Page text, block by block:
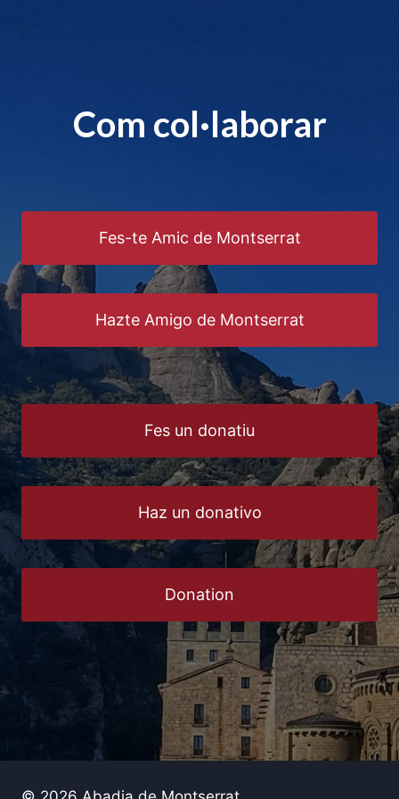
Com col·laborar
Fes-te Amic de Montserrat
Hazte Amigo de Montserrat
Fes un donatiu
Haz un donativo
Donation